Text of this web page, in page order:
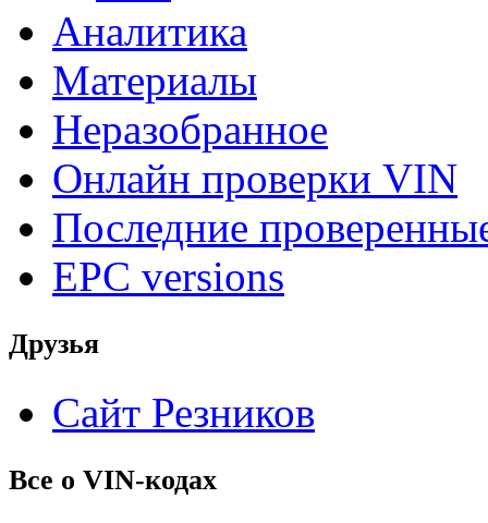
Аналитика
Материалы
Неразобранное
Онлайн проверки VIN
Последние
EPC versions
Друзья
Сайт Резников
Все о VIN-кодах